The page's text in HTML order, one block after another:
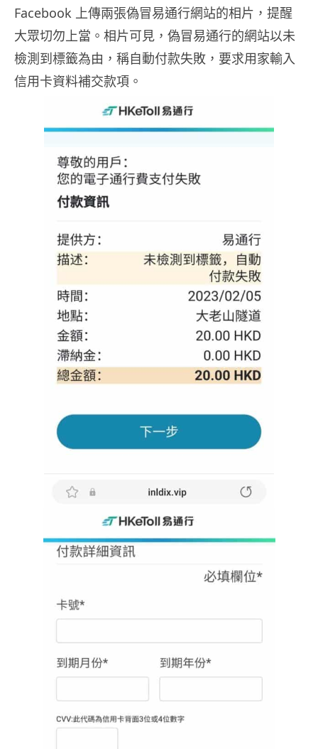
Facebook 上傳兩張偽冒易通行網站的相片，提醒
大眾切勿上當。相片可見，偽冒易通行的網站以未
檢測到標籤為由，稱自動付款失敗，要求用家輸入
信用卡資料補交款項。